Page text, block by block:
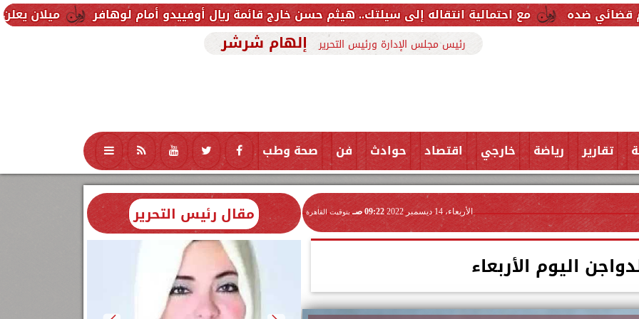
ميلان يعلن فسخ عقد مع احتمالية انتقاله إلى سيلتك.. هيثم حسن خارج قائمة ريال أوفييدو أمام لوهافر
رئيس مجلس الإدارة ورئيس التحرير إلهام شرشر
تقارير رياضة خارجي اقتصاد حوادث فن صحة وطب تكنولوجيا منوعات محافظات
الأربعاء، 14 ديسمبر 2022 09:22 صـ بتوقيت القاهرة
اليوم الأربعاء
مقال رئيس التحرير